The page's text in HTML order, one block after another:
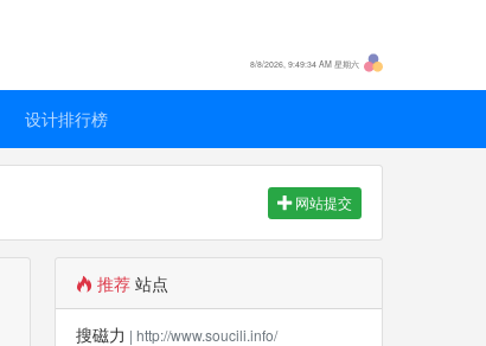
8/8/2026, 9:49:34 AM 星期六
设计排行榜
网站提交
推荐 站点
搜磁力 | http://www.soucili.info/